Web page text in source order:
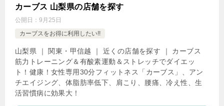
カーブス 山梨県の店舗を探す
公開日： 9月25日
カーブスをお得に利用したい!!
山梨県 ｜ 関東・甲信越 ｜ 近くの店舗を探す ｜ カーブス
筋力トレーニング＆有酸素運動＆ストレッチでダイエッ
ト！健康！女性専用30分フィットネス「カーブス」、アン
チエイジング、体脂肪率低下、肩こり、腰痛、冷え性、生
活習慣病に効果大！